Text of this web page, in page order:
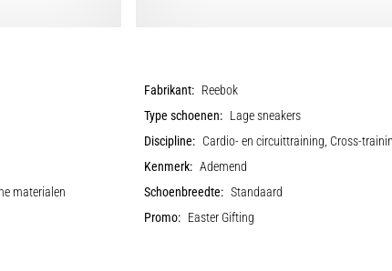
Fabrikant: Reebok
Type schoenen: Lage sneakers
Discipline: Cardio- en circuittraining, Cross-
Kenmerk: Ademend
materialen Schoenbreedte: Standaard
Promo: Easter Gifting